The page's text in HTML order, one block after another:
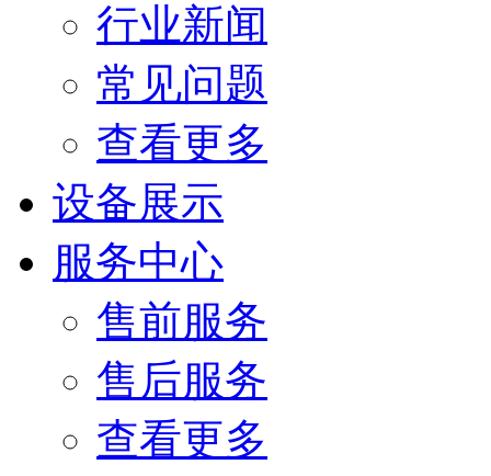
行业新闻
常见问题
查看更多
设备展示
服务中心
售前服务
售后服务
查看更多